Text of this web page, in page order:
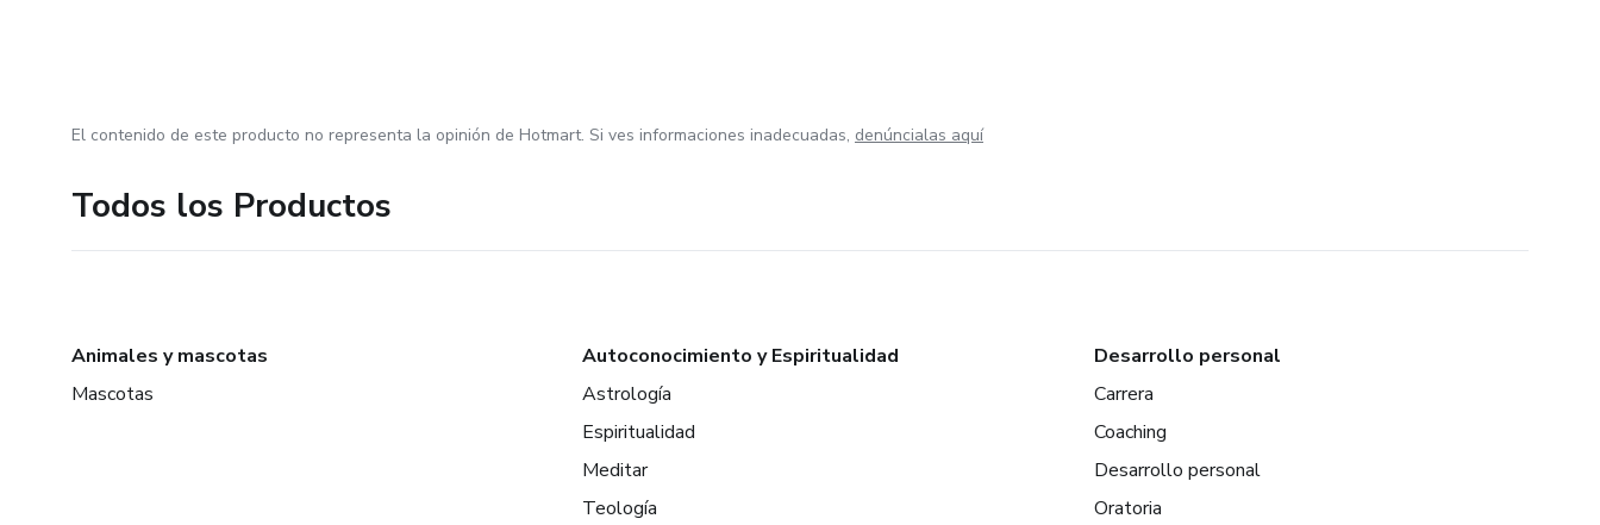
El contenido de este producto no representa la opinión de Hotmart. Si ves informaciones inadecuadas, denúncialas aquí
Todos los Productos
Animales y mascotas
Mascotas
Autoconocimiento y Espiritualidad
Astrología
Espiritualidad
Meditar
Teología
Desarrollo personal
Carrera
Coaching
Desarrollo personal
Oratoria